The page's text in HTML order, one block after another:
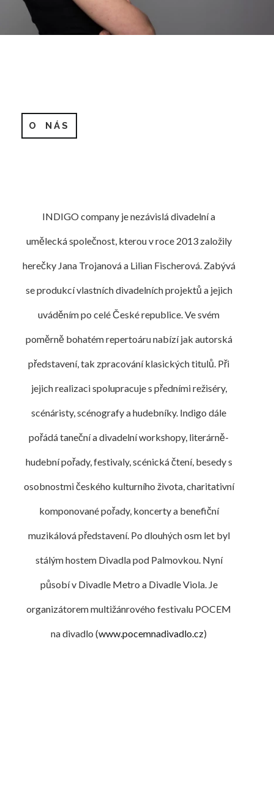
O NÁS
INDIGO company je nezávislá divadelní a
umělecká společnost, kterou v roce 2013 založily
herečky Jana Trojanová a Lilian Fischerová. Zabývá
se produkcí vlastních divadelních projektů a jejich
uváděním po celé České republice. Ve svém
poměrně bohatém repertoáru nabízí jak autorská
představení, tak zpracování klasických titulů. Při
jejich realizaci spolupracuje s předními režiséry,
scénáristy, scénografy a hudebníky. Indigo dále
pořádá taneční a divadelní workshopy, literárně-
hudební pořady, festivaly, scénická čtení, besedy s
osobnostmi českého kulturního života, charitativní
komponované pořady, koncerty a benefiční
muzikálová představení. Po dlouhých osm let byl
stálým hostem Divadla pod Palmovkou. Nyní
působí v Divadle Metro a Divadle Viola. Je
organizátorem multižánrového festivalu POCEM
na divadlo (www.pocemnadivadlo.cz)